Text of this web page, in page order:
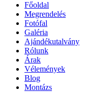
Főoldal
Megrendelés
Fotófal
Galéria
Ajándékutalvány
Rólunk
Árak
Vélemények
Blog
Montázs